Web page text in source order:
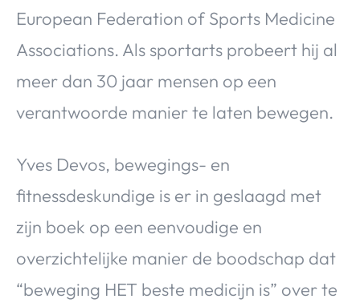
European Federation of Sports Medicine
Associations. Als sportarts probeert hij al
meer dan 30 jaar mensen op een
verantwoorde manier te laten bewegen.
Yves Devos, bewegings- en
fitnessdeskundige is er in geslaagd met
zijn boek op een eenvoudige en
overzichtelijke manier de boodschap dat
“beweging HET beste medicijn is” over te